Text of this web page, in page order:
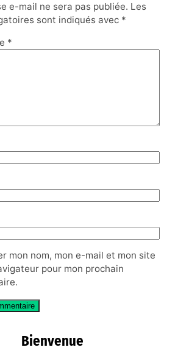
e-mail ne sera pas publiée. Les
sont indiqués avec *
*
mon nom, mon e-mail et mon site
pour mon prochain
Bienvenue